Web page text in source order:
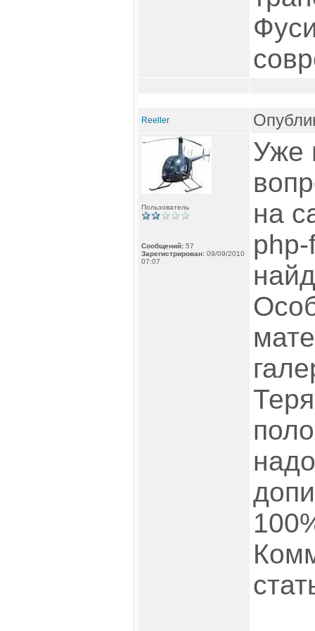
Reeller
Пользователь
Сообщений: 57
Зарегистрирован: 09/09/2010
07:07
Уже
на